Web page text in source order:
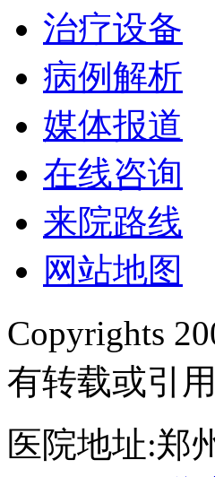
治疗设备
病例解析
媒体报道
在线咨询
来院路线
网站地图
Copyrights
有转载或引
医院地址:郑